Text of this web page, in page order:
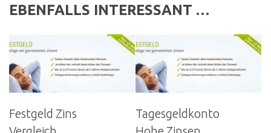
EBENFALLS INTERESSANT …
Festgeld Zins
Tagesgeldkonto